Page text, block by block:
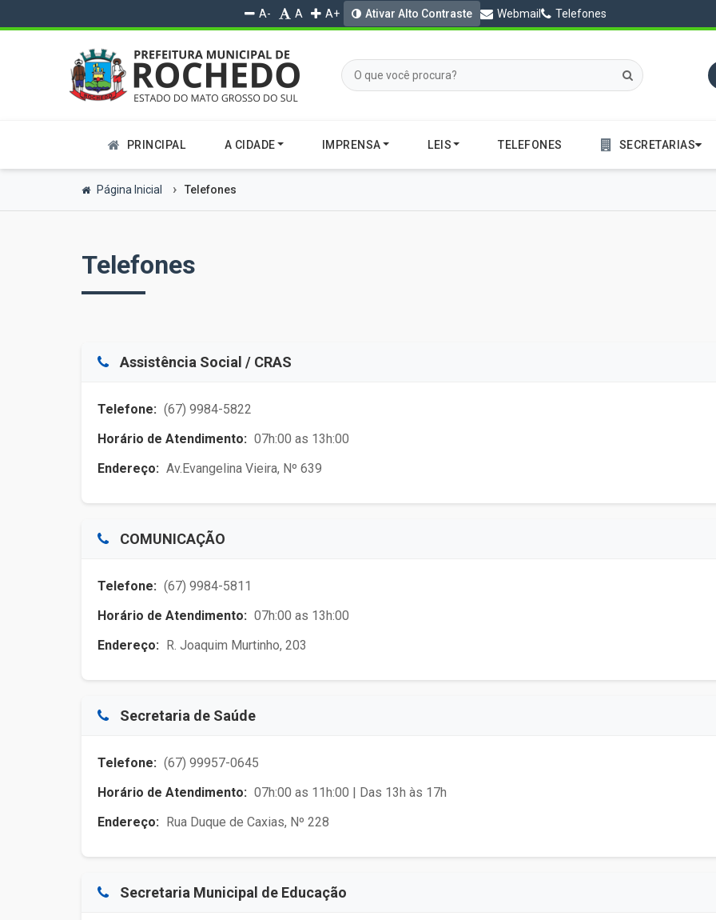
A- A A+ Ativar Alto Contraste Webmail Telefones
PRINCIPAL A CIDADE IMPRENSA LEIS TELEFONES SECRETARIAS
Página Inicial Telefones
Telefones
Assistência Social / CRAS
Telefone: (67) 9984-5822
Horário de Atendimento: 07h:00 as 13h:00
Endereço: Av.Evangelina Vieira, Nº 639
COMUNICAÇÃO
Telefone: (67) 9984-5811
Horário de Atendimento: 07h:00 as 13h:00
Endereço: R. Joaquim Murtinho, 203
Secretaria de Saúde
Telefone: (67) 99957-0645
Horário de Atendimento: 07h:00 as 11h:00 | Das 13h às 17h
Endereço: Rua Duque de Caxias, Nº 228
Secretaria Municipal de Educação